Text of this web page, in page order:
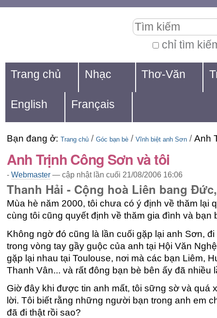
dung.
đến
mục
định
hướng
cá
nhân
chỉ tìm
kiếm
Navigation
Trang chủ Nhạc Thơ-Văn
English Français
Bạn đang ở: Trang chủ / Góc bạn bè / Vĩnh biệt anh Sơn / Anh
Anh Trịnh Công Sơn và tôi
- Webmaster — cập nhật lần cuối 21/08/2006 16:06
Thanh Hải - Cộng hoà Liên bang
Mùa hè năm 2000, tôi chưa có ý định về thăm
cùng tôi cũng quyết định về thăm gia đình và bạn
Không ngờ đó cũng là lần cuối gặp lại anh Sơn,
trong vòng tay gầy guộc của anh tại Hội Văn
gặp lại nhau tại Toulouse, nơi mà các bạn Liêm,
Thanh Vân... và rất đông bạn bè bên ấy đã nhiều
Giờ đây khi được tin anh mất, tôi sững sờ và quá
lời. Tôi biết rằng những người bạn trong anh em
đã đi thật rồi sao?